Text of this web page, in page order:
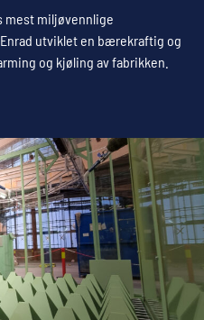
mest miljøvennlige
utviklet en bærekraftig og
og kjøling av fabrikken.